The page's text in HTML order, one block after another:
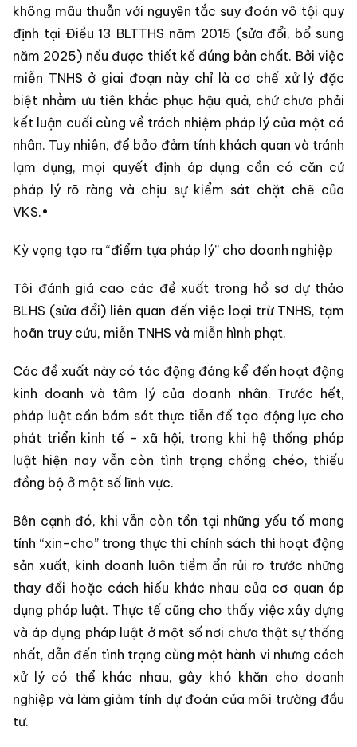
không mâu thuẫn với nguyên tắc suy đoán vô tội quy
định tại Điều 13 BLTTHS năm 2015 (sửa đổi, bổ sung
năm 2025) nếu được thiết kế đúng bản chất. Bởi việc
miễn TNHS ở giai đoạn này chỉ là cơ chế xử lý đặc
biệt nhằm ưu tiên khắc phục hậu quả, chứ chưa phải
kết luận cuối cùng về trách nhiệm pháp lý của một cá
nhân. Tuy nhiên, để bảo đảm tính khách quan và tránh
lạm dụng, mọi quyết định áp dụng cần có căn cứ
pháp lý rõ ràng và chịu sự kiểm sát chặt chẽ của
VKS.•
Kỳ vọng tạo ra “điểm tựa pháp lý” cho doanh nghiệp
Tôi đánh giá cao các đề xuất trong hồ sơ dự thảo
BLHS (sửa đổi) liên quan đến việc loại trừ TNHS, tạm
hoãn truy cứu, miễn TNHS và miễn hình phạt.
Các đề xuất này có tác động đáng kể đến hoạt động
kinh doanh và tâm lý của doanh nhân. Trước hết,
pháp luật cần bám sát thực tiễn để tạo động lực cho
phát triển kinh tế - xã hội, trong khi hệ thống pháp
luật hiện nay vẫn còn tình trạng chồng chéo, thiếu
đồng bộ ở một số lĩnh vực.
Bên cạnh đó, khi vẫn còn tồn tại những yếu tố mang
tính “xin-cho” trong thực thi chính sách thì hoạt động
sản xuất, kinh doanh luôn tiềm ẩn rủi ro trước những
thay đổi hoặc cách hiểu khác nhau của cơ quan áp
dụng pháp luật. Thực tế cũng cho thấy việc xây dựng
và áp dụng pháp luật ở một số nơi chưa thật sự thống
nhất, dẫn đến tình trạng cùng một hành vi nhưng cách
xử lý có thể khác nhau, gây khó khăn cho doanh
nghiệp và làm giảm tính dự đoán của môi trường đầu
tư.